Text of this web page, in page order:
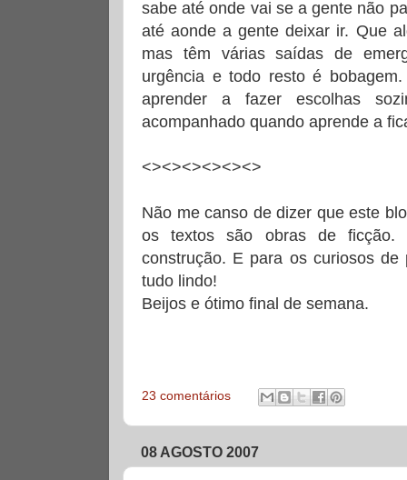
sabe até onde vai se a gente não
até aonde a gente deixar ir. Que
mas têm várias saídas de
urgência e todo resto é
aprender a fazer escolhas
acompanhado quando aprende a
<><><><><><>
Não me canso de dizer que este
os textos são obras de ficção.
construção. E para os curiosos
tudo lindo!
Beijos e ótimo final de semana.
23 comentários
08 AGOSTO 2007